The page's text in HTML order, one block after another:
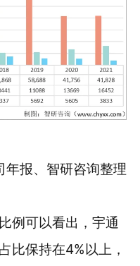
年报、智研咨询整理
例可以看出，宇通
比保持在4%以上，